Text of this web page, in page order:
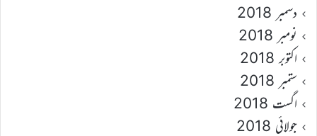
دسمبر 2018
نومبر 2018
اکتوبر 2018
ستمبر 2018
اگست 2018
جولائی 2018